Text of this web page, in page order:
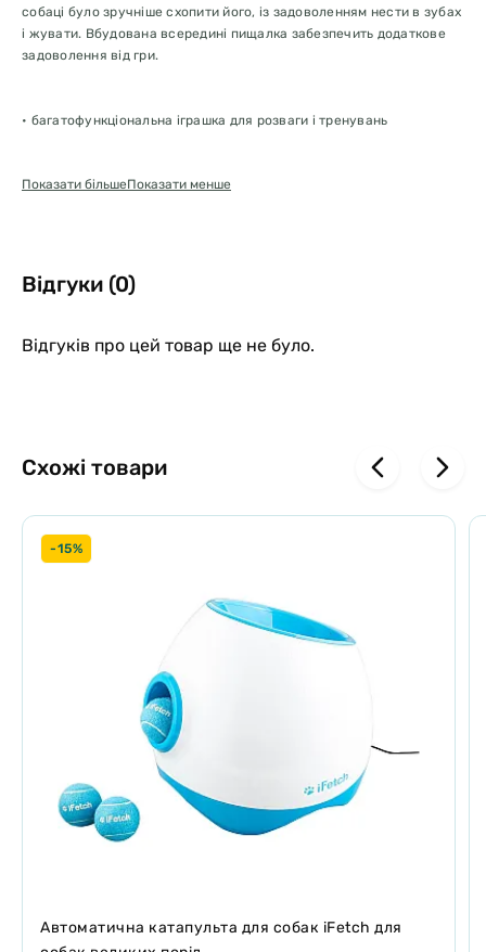
собаці було зручніше схопити його, із задоволенням нести в зубах
і жувати. Вбудована всередині пищалка забезпечить додаткове
задоволення від гри.
• багатофункціональна іграшка для розваги і тренувань
• пищалка для додаткового задоволення
Показати більшеПоказати менше
Відгуки (0)
Відгуків про цей товар ще не було.
Схожі товари
-15%
Автоматична катапульта для собак iFetch для